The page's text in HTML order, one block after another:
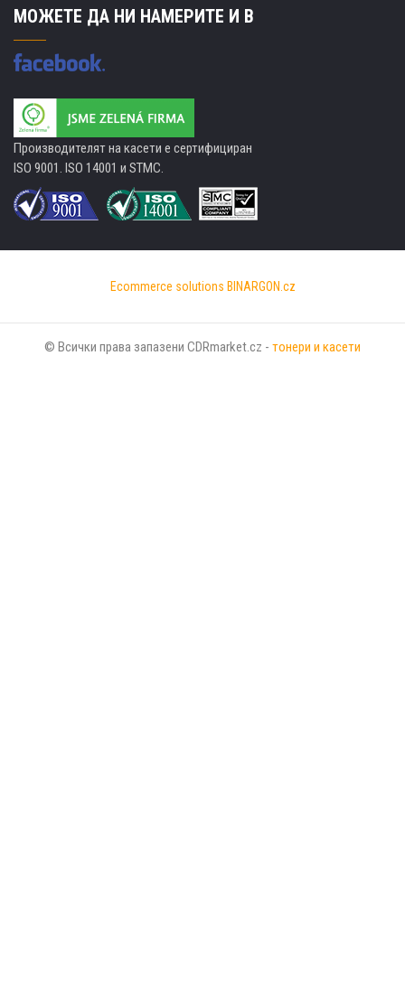
МОЖЕТЕ ДА НИ НАМЕРИТЕ И В
Производителят на касети е сертифициран
ISO 9001. ISO 14001 и STMC.
Ecommerce solutions BINARGON.cz
© Всички права запазени CDRmarket.cz - тонери и касети